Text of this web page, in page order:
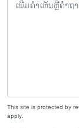
This site is protected by
apply.